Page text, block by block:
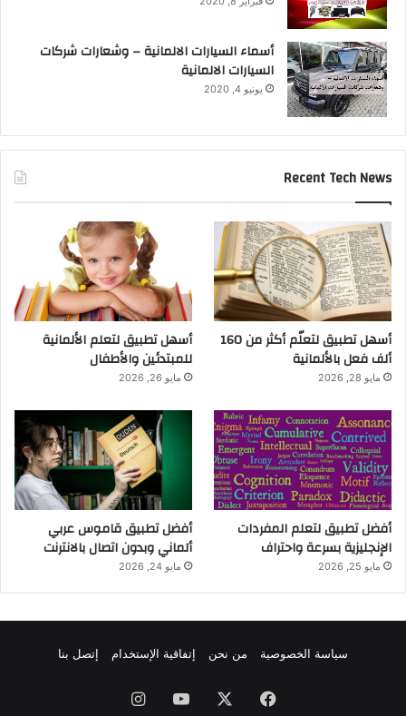
أسماء السيارات الالمانية – وشعارات شركات
السيارات الالمانية
يونيو 4, 2020
Recent Tech News
أسهل تطبيق لتعلّم أكثر من 160
ألف فعل بالألمانية
مايو 28, 2026
أسهل تطبيق لتعلم الألمانية
للمبتدئين والأطفال
مايو 26, 2026
أفضل تطبيق لتعلم المفردات
الإنجليزية بسرعة واحتراف
مايو 25, 2026
أفضل تطبيق قاموس عربي
ألماني وبدون اتصال بالانترنت
مايو 24, 2026
سياسة الخصوصية من نحن إتفاقية الإستخدام إتصل بنا
فيسبوك ‫YouTube